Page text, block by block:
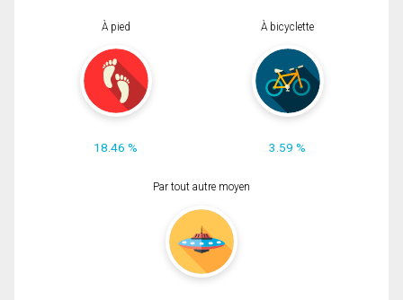
À pied
18.46 %
À bicyclette
3.59 %
Par tout autre moyen